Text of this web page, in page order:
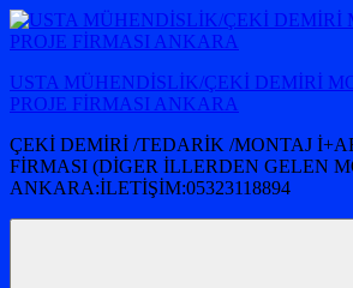
İçeriğe
atla
USTA MÜHENDİSLİK/ÇEKİ DEMİRİ
PROJE FİRMASI ANKARA
ÇEKİ DEMİRİ /TEDARİK /MONTAJ
FİRMASI (DİGER İLLERDEN GELEN
ANKARA:İLETİŞİM:05323118894